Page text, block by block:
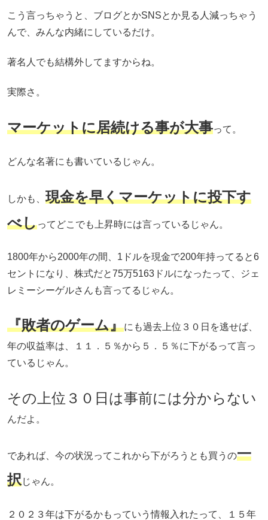
こう言っちゃうと、ブログとかSNSとか見る人減っちゃう
んで、みんな内緒にしているだけ。
著名人でも結構外してますからね。
実際さ。
マーケットに居続ける事が大事って。
どんな名著にも書いているじゃん。
しかも、 現金を早くマーケットに投下す
べしってどこでも上昇時には言っているじゃん。
1800年から2000年の間、1ドルを現金で200年持ってると6
セントになり、株式だと75万5163ドルになったって、ジェ
レミーシーゲルさんも言ってるじゃん。
『敗者のゲーム』にも過去上位３０日を逃せば、
年の収益率は、１１．５％から５．５％に下がるって言っ
ているじゃん。
その上位３０日は事前には分からない
んだよ。
であれば、今の状況ってこれから下がろうとも買うの一
択じゃん。
２０２３年は下がるかもっていう情報入れたって、１５年